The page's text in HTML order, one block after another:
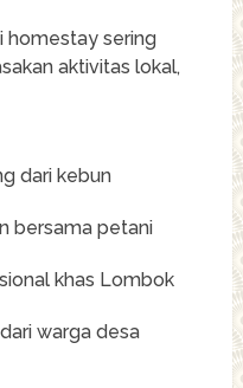
homestay sering
aktivitas lokal,
dari kebun
bersama petani
khas Lombok
warga desa